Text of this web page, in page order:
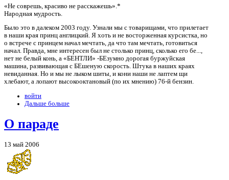
«Не соврешь, красиво не расскажешь».*
Народная мудрость.
Было это в далеком 2003 году. Узнали мы с товарищами, что прилетает
в наши края принц англицкий. Я хоть и не восторженная курсистка, но
о встрече с принцем начал мечтать, да что там мечтать, готовиться
начал. Правда, мне интересен был не столько принц, сколько его бе...,
нет не белый конь, а «БЕНТЛИ» -БЕзумно дорогая буржуйская
машина, развивающая с БЕшеную скорость. Штука в наших краях
невиданная. Но и мы не лыком шиты, и кони наши не лаптем щи
хлебают, а лопают высокооктановый (по их мнению) 76-й бензин.
войти
Дальше больше
О параде
13 май 2006